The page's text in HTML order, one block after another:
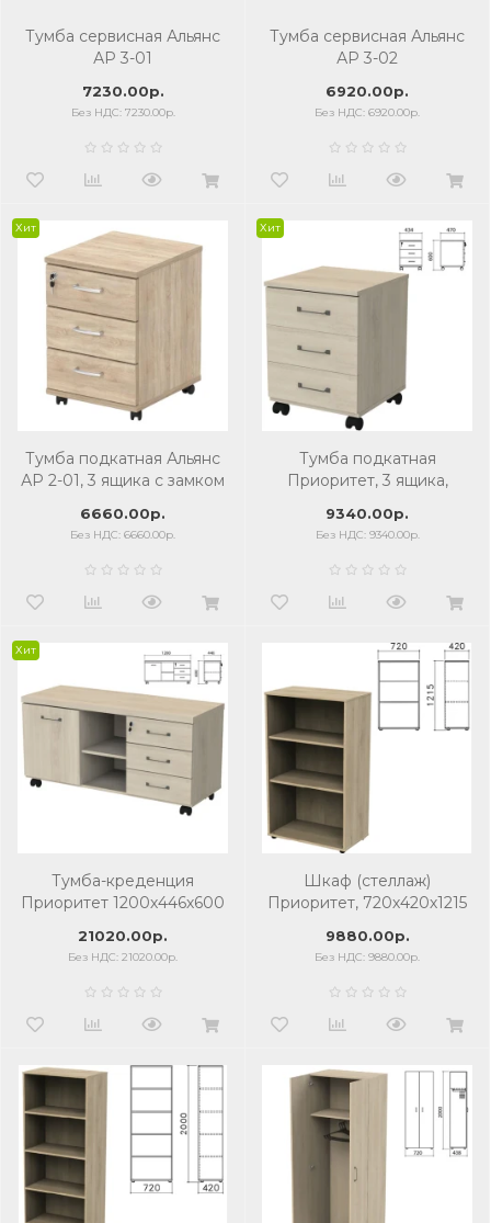
Тумба сервисная Альянс
АР 3-01
7230.00р.
Без НДС: 7230.00р.
Тумба сервисная Альянс
АР 3-02
6920.00р.
Без НДС: 6920.00р.
Хит
Тумба подкатная Альянс
АР 2-01, 3 ящика с замком
6660.00р.
Без НДС: 6660.00р.
Хит
Тумба подкатная
Приоритет, 3 ящика,
9340.00р.
Без НДС: 9340.00р.
Хит
Тумба-креденция
Приоритет 1200х446х600
кронберг
21020.00р.
Без НДС: 21020.00р.
Шкаф (стеллаж)
Приоритет, 720х420х1215
К-933, К-933 кронберг
9880.00р.
Без НДС: 9880.00р.